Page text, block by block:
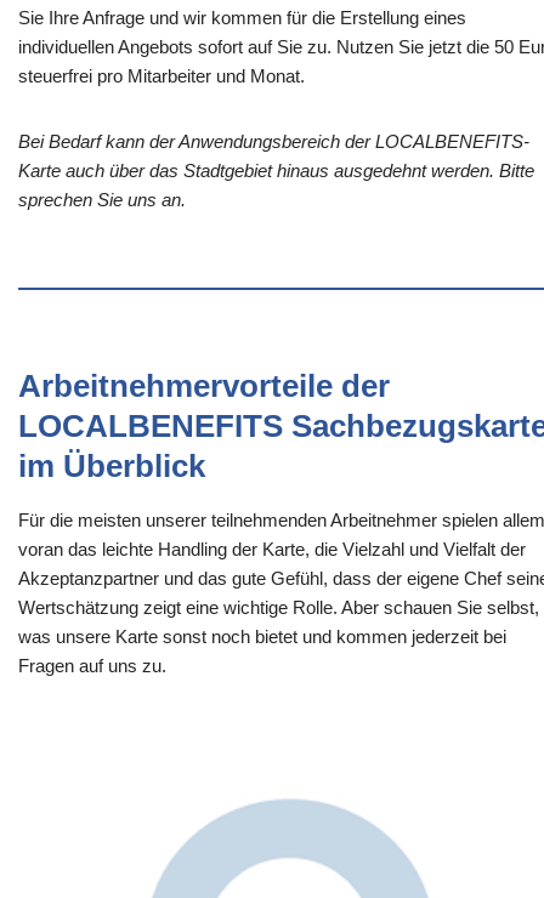
Sie Ihre Anfrage und wir kommen für die Erstellung eines
individuellen Angebots sofort auf Sie zu. Nutzen Sie jetzt die 50
steuerfrei pro Mitarbeiter und Monat.
Bei Bedarf kann der Anwendungsbereich der LOCALBENEFITS-
Karte auch über das Stadtgebiet hinaus ausgedehnt werden. Bitte
sprechen Sie uns an.
Arbeitnehmervorteile der
LOCALBENEFITS
im Überblick
Für die meisten unserer teilnehmenden Arbeitnehmer spielen allem
voran das leichte Handling der Karte, die Vielzahl und Vielfalt der
Akzeptanzpartner und das gute Gefühl, dass der eigene Chef
Wertschätzung zeigt eine wichtige Rolle. Aber schauen Sie selbst,
was unsere Karte sonst noch bietet und kommen jederzeit bei
Fragen auf uns zu.